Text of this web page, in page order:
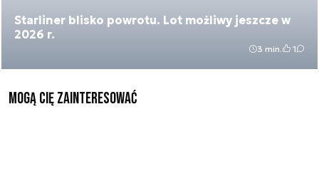
Starliner blisko powrotu. Lot możliwy jeszcze w
2026 r.
3 min. 1
Mogą Cię zainteresować